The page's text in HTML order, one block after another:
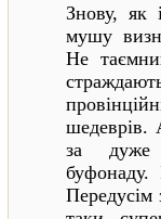
Знову, як
мушу
Не
шедеврів.
за дуже
Передусім